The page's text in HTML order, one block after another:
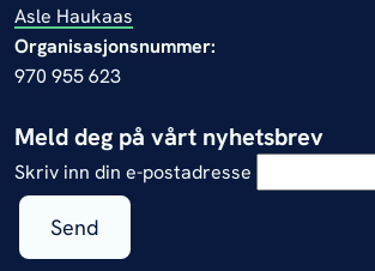
Asle Haukaas
Organisasjonsnummer:
970 955 623
Meld deg på vårt nyhetsbrev
Skriv inn din e-postadresse
Send